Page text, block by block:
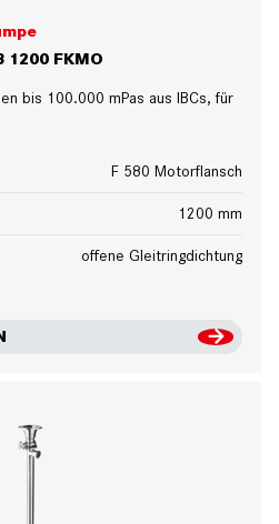
1200 FKMO
bis 100.000 mPas aus IBCs, für
F 580 Motorflansch
1200 mm
offene Gleitringdichtung